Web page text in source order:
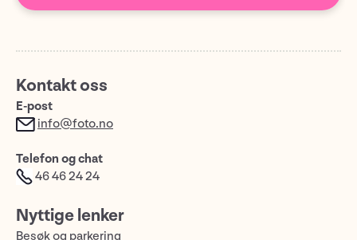
Kontakt oss
E-post
info@foto.no
Telefon og chat
46 46 24 24
Nyttige lenker
Besøk og parkering